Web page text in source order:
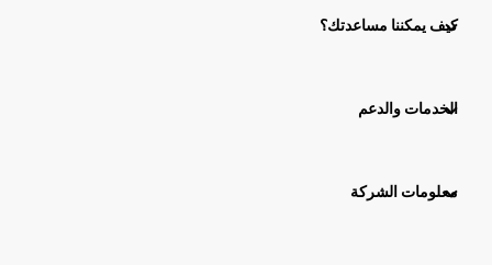
كيف يمكننا مساعدتك؟
الخدمات والدعم
معلومات الشركة